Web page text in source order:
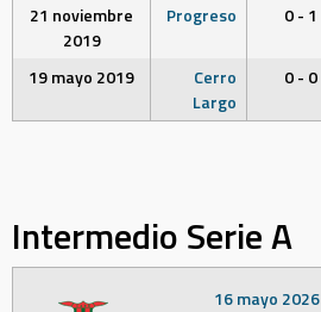
21 noviembre
2019
Progreso 0 - 1
19 mayo 2019
Cerro
Largo
0 - 0
Intermedio Serie A
16 mayo 2026